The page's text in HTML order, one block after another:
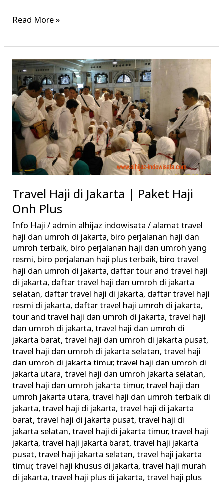
Read More »
Travel Haji di Jakarta | Paket Haji
Onh Plus
Info Haji / admin alhijaz indowisata/ alamat travel
haji dan umroh di jakarta, biro perjalanan haji dan
umroh terbaik, biro perjalanan haji dan umroh yang
resmi, biro perjalanan haji plus terbaik, biro travel
haji dan umroh di jakarta, daftar tour and travel haji
di jakarta, daftar travel haji dan umroh di jakarta
selatan, daftar travel haji di jakarta, daftar travel haji
resmi di jakarta, daftar travel haji umroh di jakarta,
tour and travel haji dan umroh di jakarta,travel haji
dan umroh di jakarta,travel haji dan umroh di
jakarta barat,travel haji dan umroh di jakarta pusat,
travel haji dan umroh di jakarta selatan,travel haji
dan umroh di jakarta timur,travel haji dan umroh di
jakarta utara,travel haji dan umroh jakarta selatan,
travel haji dan umroh jakarta timur,travel haji dan
umroh jakarta utara,travel haji dan umroh terbaik di
jakarta,travel haji di jakarta,travel haji di jakarta
barat,travel haji di jakarta pusat,travel haji di
jakarta selatan,travel haji di jakarta timur,travel haji
jakarta,travel haji jakarta barat,travel haji jakarta
pusat,travel haji jakarta selatan,travel haji jakarta
timur,travel haji khusus di jakarta,travel haji murah
di jakarta,travel haji plus di jakarta,travel haji plus
Travel
Haji
di
Jakarta
|
Paket
Haji
Onh
Plus